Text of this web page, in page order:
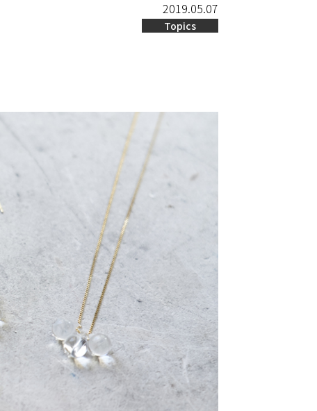
2019.05.07
Topics